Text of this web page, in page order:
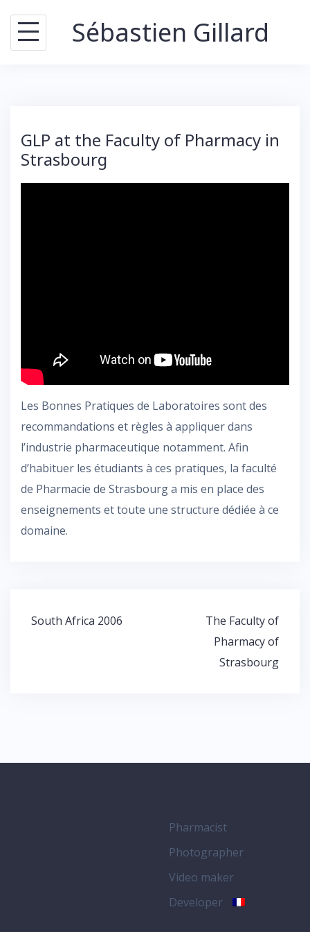
content
Sébastien Gillard
GLP at the Faculty of Pharmacy in
Strasbourg
Les Bonnes Pratiques de Laboratoires sont des
recommandations et règles à appliquer dans
l’industrie pharmaceutique notamment. Afin
d’habituer les étudiants à ces pratiques, la faculté
de Pharmacie de Strasbourg a mis en place des
enseignements et toute une structure dédiée à ce
domaine.
Post
South Africa 2006
The Faculty of
Pharmacy of
Strasbourg
Pharmacist
Photographer
Video maker
Developer